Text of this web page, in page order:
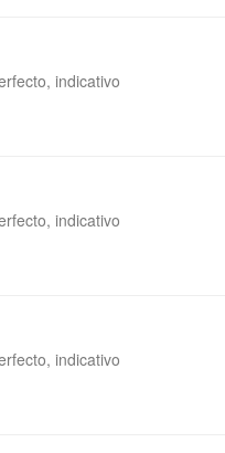
indicativo
indicativo
indicativo